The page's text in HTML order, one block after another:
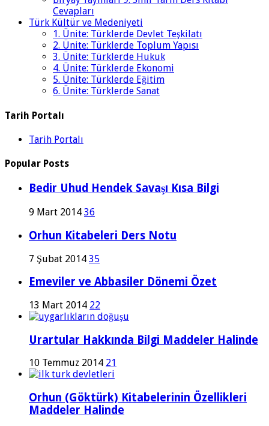
Cevapları
Türk Kültür ve Medeniyeti
1. Ünite: Türklerde Devlet Teşkilatı
2. Ünite: Türklerde Toplum Yapısı
3. Ünite: Türklerde Hukuk
4. Ünite: Türklerde Ekonomi
5. Ünite: Türklerde Eğitim
6. Ünite: Türklerde Sanat
Tarih Portalı
Tarih Portalı
Popular Posts
Bedir Uhud Hendek Savaşı Kısa Bilgi
9 Mart 2014 36
Orhun Kitabeleri Ders Notu
7 Şubat 2014 35
Emeviler ve Abbasiler Dönemi Özet
13 Mart 2014 22
Urartular Hakkında Bilgi Maddeler Halinde
10 Temmuz 2014 21
Orhun (Göktürk) Kitabelerinin Özellikleri
Maddeler Halinde